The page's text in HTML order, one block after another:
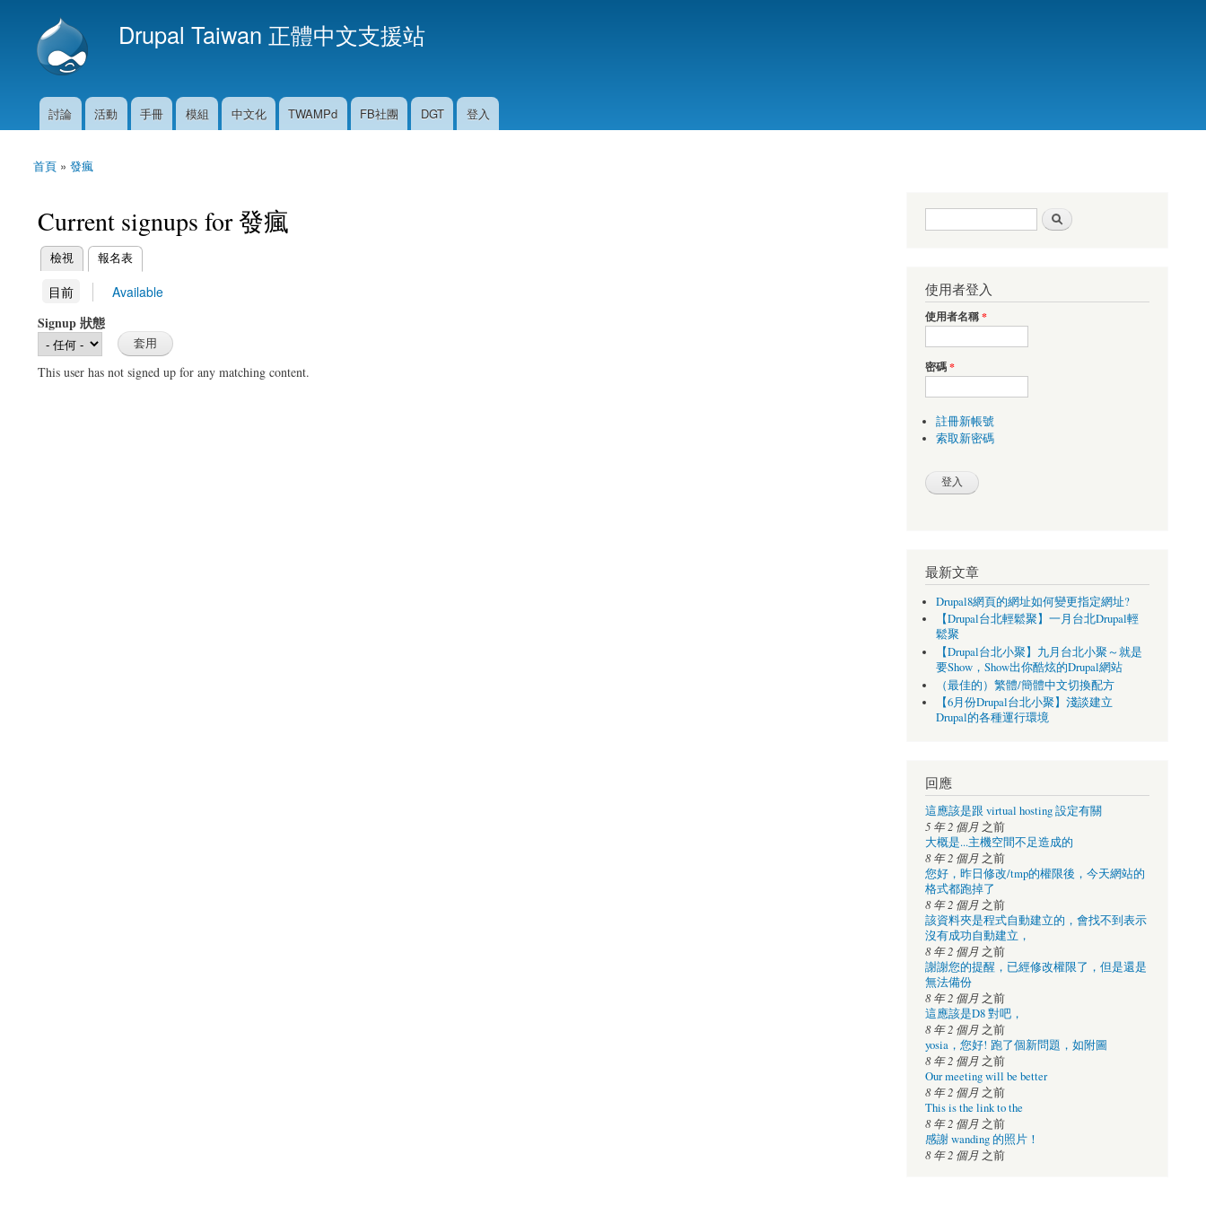
Drupal Taiwan 正體中文支援站
主選單
討論 活動 手冊 模組 中文化 TWAMPd FB社團 DGT 登入
您在這裡
首頁 » 發瘋
Current signups for 發瘋
主要索引標籤
檢視 報名表
(作用中頁籤)
次要索引標籤
目前
(作用中頁籤) Available
Signup 狀態
This user has not signed up for any matching content.
搜尋表單
使用者登入
使用者名稱*
密碼*
註冊新帳號
索取新密碼
最新文章
Drupal8網頁的網址如何變更指定網址?
【Drupal台北輕鬆聚】一月台北Drupal輕
鬆聚
【Drupal台北小聚】九月台北小聚～就是
要Show，Show出你酷炫的Drupal網站
（最佳的）繁體/簡體中文切換配方
【6月份Drupal台北小聚】淺談建立
Drupal的各種運行環境
回應
這應該是跟 virtual hosting 設定有關
5 年 2 個月之前
大概是...主機空間不足造成的
8 年 2 個月之前
您好，昨日修改/tmp的權限後，今天網站的
格式都跑掉了
8 年 2 個月之前
該資料夾是程式自動建立的，會找不到表示
沒有成功自動建立，
8 年 2 個月之前
謝謝您的提醒，已經修改權限了，但是還是
無法備份
8 年 2 個月之前
這應該是D8 對吧，
8 年 2 個月之前
yosia，您好! 跑了個新問題，如附圖
8 年 2 個月之前
Our meeting will be better
8 年 2 個月之前
This is the link to the
8 年 2 個月之前
感謝 wanding 的照片！
8 年 2 個月之前